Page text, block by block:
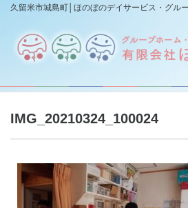
久留米市城島町│ほのぼのデイサービス・グル
IMG_20210324_100024